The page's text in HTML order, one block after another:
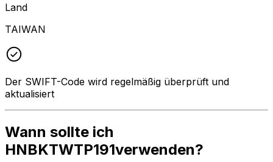
Land
TAIWAN
Der SWIFT-Code wird regelmäßig überprüft und
aktualisiert
Wann sollte ich
HNBKTWTP191verwenden?